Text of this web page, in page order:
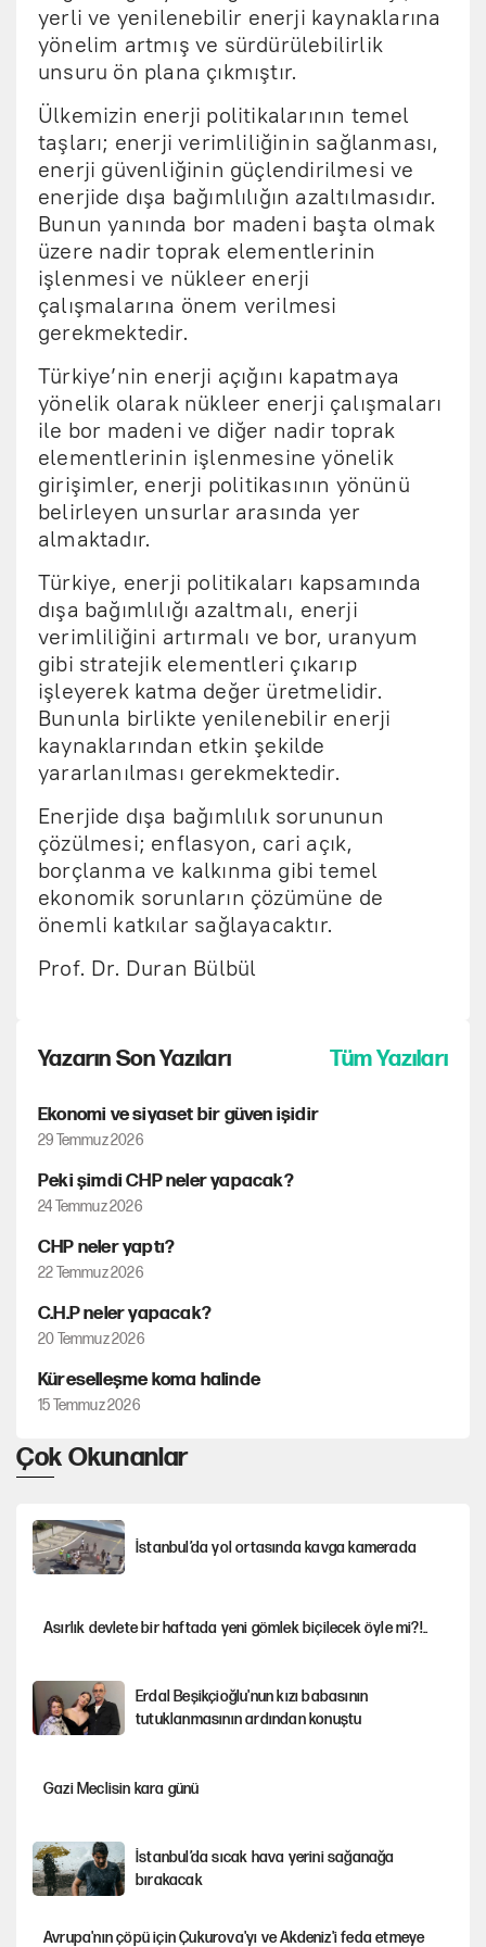
yerli ve yenilenebilir enerji kaynaklarına
yönelim artmış ve sürdürülebilirlik
unsuru ön plana çıkmıştır.
Ülkemizin enerji politikalarının temel
taşları; enerji verimliliğinin sağlanması,
enerji güvenliğinin güçlendirilmesi ve
enerjide dışa bağımlılığın azaltılmasıdır.
Bunun yanında bor madeni başta olmak
üzere nadir toprak elementlerinin
işlenmesi ve nükleer enerji
çalışmalarına önem verilmesi
gerekmektedir.
Türkiye’nin enerji açığını kapatmaya
yönelik olarak nükleer enerji çalışmaları
ile bor madeni ve diğer nadir toprak
elementlerinin işlenmesine yönelik
girişimler, enerji politikasının yönünü
belirleyen unsurlar arasında yer
almaktadır.
Türkiye, enerji politikaları kapsamında
dışa bağımlılığı azaltmalı, enerji
verimliliğini artırmalı ve bor, uranyum
gibi stratejik elementleri çıkarıp
işleyerek katma değer üretmelidir.
Bununla birlikte yenilenebilir enerji
kaynaklarından etkin şekilde
yararlanılması gerekmektedir.
Enerjide dışa bağımlılık sorununun
çözülmesi; enflasyon, cari açık,
borçlanma ve kalkınma gibi temel
ekonomik sorunların çözümüne de
önemli katkılar sağlayacaktır.
Prof. Dr. Duran Bülbül
Çok Okunanlar
İstanbul’da yol ortasında kavga kamerada
Asırlık devlete bir haftada yeni gömlek biçilecek öyle mi?!..
Erdal Beşikçioğlu'nun kızı babasının
tutuklanmasının ardından konuştu
Gazi Meclisin kara günü
İstanbul’da sıcak hava yerini sağanağa
bırakacak
Avrupa'nın çöpü için Çukurova'yı ve Akdeniz'i feda etmeye
Yazarın Son Yazıları Tüm Yazıları
Ekonomi ve siyaset bir güven işidir
29 Temmuz 2026
Peki şimdi CHP neler yapacak?
24 Temmuz 2026
CHP neler yaptı?
22 Temmuz 2026
C.H.P neler yapacak?
20 Temmuz 2026
Küreselleşme koma halinde
15 Temmuz 2026